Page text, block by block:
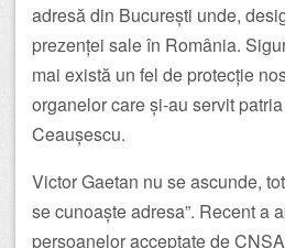
adresă din București unde,
prezenței sale în România.
mai există un fel de protecție
organelor care și-au servit
Ceaușescu.
Victor Gaetan nu se ascunde,
se cunoaște adresa”. Recent a
persoanelor acceptate de